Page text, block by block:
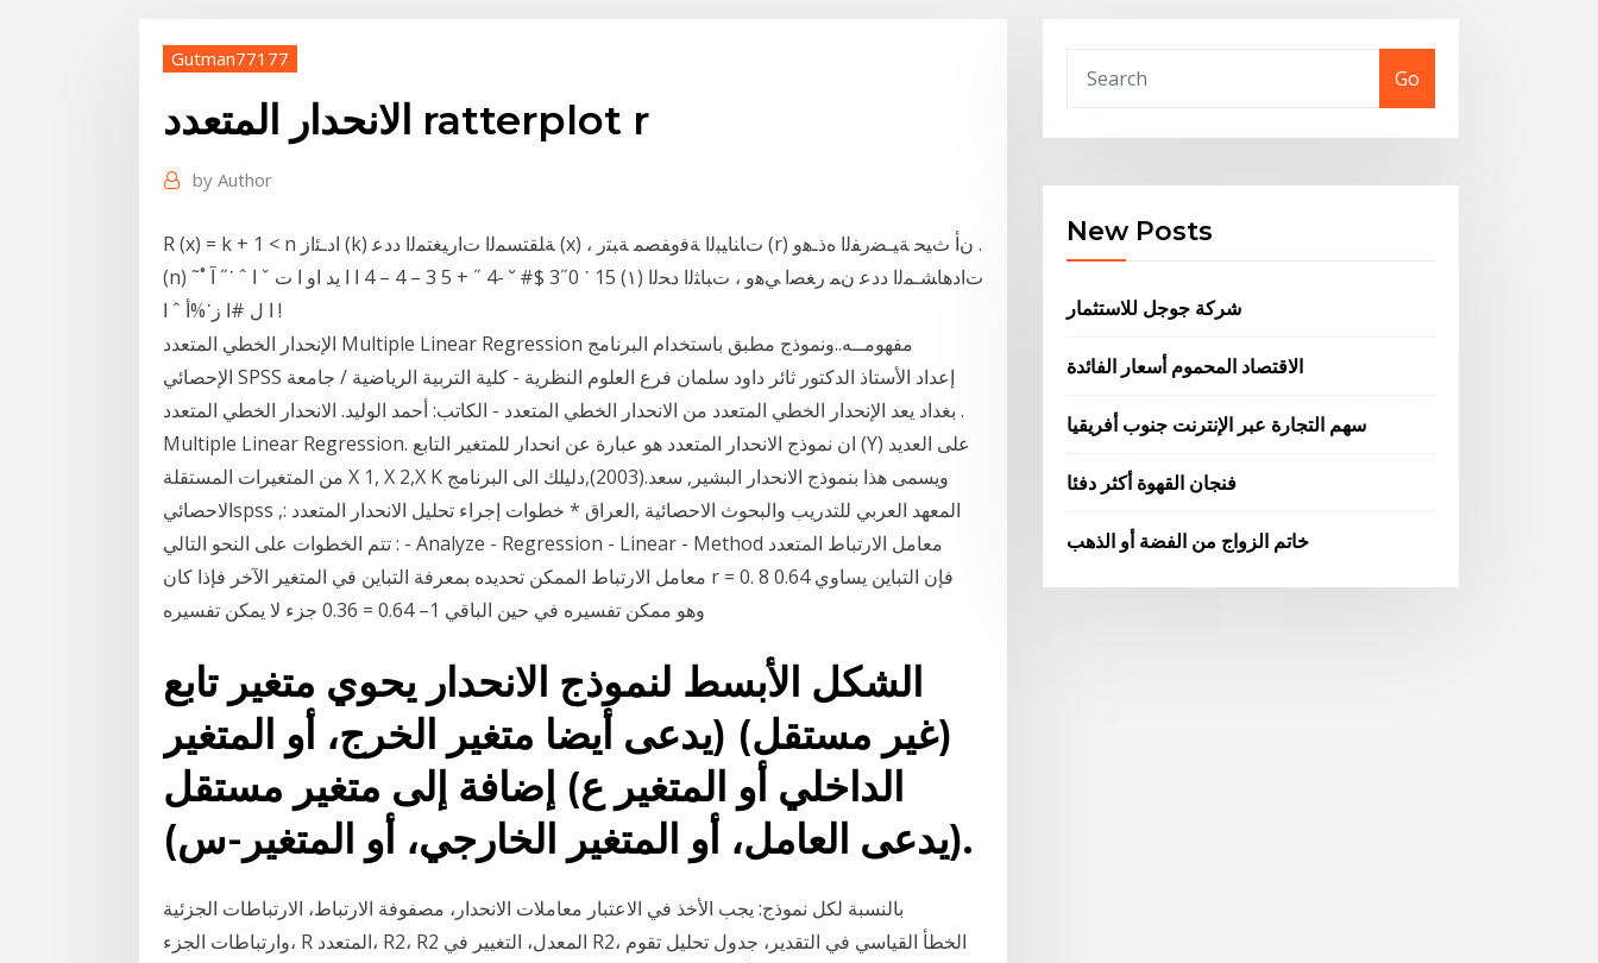
Gutman77177
الانحدار المتعدد ratterplot r
by Author
R (x) = k + 1 < n ﺍﺩـﺌﺍﺯ (k) ﺔﻠﻘﺘﺴﻤﻟﺍ ﺕﺍﺭﻴﻐﺘﻤﻟﺍ ﺩﺩﻋ (x) ، ﺕﺎﻨﺎﻴﺒﻟﺍ ﺔﻓﻭﻔﺼﻤ ﺔﺒﺘﺭ (r) ﻥﺃ ﺙﻴﺤ ﺔﻴـﻀﺭﻔﻟﺍ ﻩﺫـﻫﻭ .
(n) ﺕﺍﺩﻫﺎﺸـﻤﻟﺍ ﺩﺩﻋ ﻥﻤ ﺭﻐﺼﺍ ﻲﻫﻭ ، ﺕﺒﺎﺜﻟﺍ ﺩﺤﻟﺍ (١) 15 ˙ 0˝3 $# ˘ -4 ˝ + 5 3 – 4 – 4 ا ا ید او ا ت ˇ ا ˆ ˙˝ آ ˚˜
! ا ل #ا ز˙%أ ˆ ا
الإنحدار الخطي المتعدد Multiple Linear Regression مفهومــه..ونموذج مطبق باستخدام البرنامج
الإحصائي SPSS إعداد الأستاذ الدكتور ثائر داود سلمان فرع العلوم النظرية - كلية التربية الرياضية / جامعة
بغداد يعد الإنحدار الخطي المتعدد من الانحدار الخطي المتعدد - الكاتب: أحمد الوليد. الانحدار الخطي المتعدد .
Multiple Linear Regression. ان نموذج الانحدار المتعدد هو عبارة عن انحدار للمتغير التابع (Y) على العديد
من المتغيرات المستقلة X 1, X 2,X K ويسمى هذا بنموذج الانحدار البشير, سعد.(2003),دليلك الى البرنامج
الاحصائيspss ,المعهد العربي للتدريب والبحوث الاحصائية ,العراق * خطوات إجراء تحليل الانحدار المتعدد :
تتم الخطوات على النحو التالي : - Analyze - Regression - Linear - Method معامل الارتباط المتعدد
معامل الارتباط الممكن تحديده بمعرفة التباين في المتغير الآخر فإذا كان r = 0. 8 فإن التباين يساوي 0.64
وهو ممكن تفسيره في حين الباقي 1– 0.64 = 0.36 جزء لا يمكن تفسيره
الشكل الأبسط لنموذج الانحدار يحوي متغير تابع
(غير مستقل) (يدعى أيضا متغير الخرج، أو المتغير
الداخلي أو المتغير ع) إضافة إلى متغير مستقل
(يدعى العامل، أو المتغير الخارجي، أو المتغير-س).
بالنسبة لكل نموذج: يجب الأخذ في الاعتبار معاملات الانحدار، مصفوفة الارتباط، الارتباطات الجزئية
وارتباطات الجزء، R المتعدد، R2، ‏R2 المعدل، التغيير في R2، الخطأ القياسي في التقدير، جدول تحليل تقوم
Go
New Posts
شركة جوجل للاستثمار
الاقتصاد المحموم أسعار الفائدة
سهم التجارة عبر الإنترنت جنوب أفريقيا
فنجان القهوة أكثر دفئا
خاتم الزواج من الفضة أو الذهب